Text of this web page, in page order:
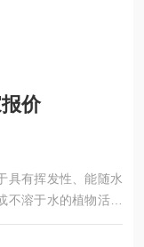
价
具有挥发性、能随水
溶于水的植物活性
中通入水蒸气的蒸馏